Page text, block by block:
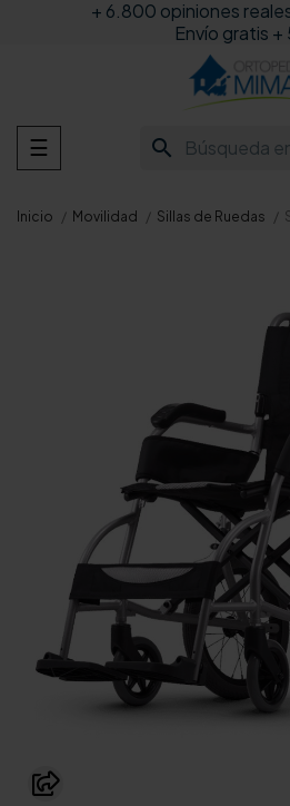
+ 6.800 opiniones reales
Envío gratis
search
Navegación
de
☰
Inicio Movilidad Sillas de Ruedas